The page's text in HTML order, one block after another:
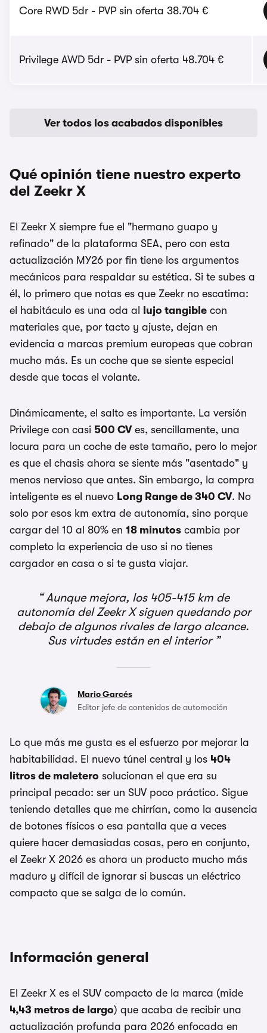
Core RWD 5dr - PVP sin oferta 38.704 €
Privilege AWD 5dr - PVP sin oferta 48.704 €
Ver todos los acabados disponibles
Qué opinión tiene nuestro experto
del Zeekr X
El Zeekr X siempre fue el "hermano guapo y
refinado" de la plataforma SEA, pero con esta
actualización MY26 por fin tiene los argumentos
mecánicos para respaldar su estética. Si te subes a
él, lo primero que notas es que Zeekr no escatima:
el habitáculo es una oda al
lujo tangible con
materiales que, por tacto y ajuste, dejan en
evidencia a marcas premium europeas que cobran
mucho más. Es un coche que se siente especial
desde que tocas el volante.
Dinámicamente, el salto es importante. La versión
Privilege con casi 500 CVes, sencillamente, una
locura para un coche de este tamaño, pero lo mejor
es que el chasis ahora se siente más "asentado" y
menos nervioso que antes. Sin embargo, la compra
inteligente es el nuevo Long Range de 340 CV. No
solo por esos km extra de autonomía, sino porque
cargar del 10 al 80% en 18 minutos cambia por
completo la experiencia de uso si no tienes
cargador en casa o si te gusta viajar.
Aunque mejora, los 405-415 km de
autonomía del Zeekr X siguen quedando por
debajo de algunos rivales de largo alcance.
Sus virtudes están en el interior
Mario Garcés
Editor jefe de contenidos de automoción
Lo que más me gusta es el esfuerzo por mejorar la
habitabilidad. El nuevo túnel central y los 404
litros de maletero solucionan el que era su
principal pecado: ser un SUV poco práctico. Sigue
teniendo detalles que me chirrían, como la ausencia
de botones físicos o esa pantalla que a veces
quiere hacer demasiadas cosas, pero en conjunto,
el Zeekr X 2026 es ahora un producto mucho más
maduro y difícil de ignorar si buscas un eléctrico
compacto que se salga de lo común.
Información general
El Zeekr X es el SUV compacto de la marca (mide
4,43 metros de largo) que acaba de recibir una
actualización profunda para 2026 enfocada en